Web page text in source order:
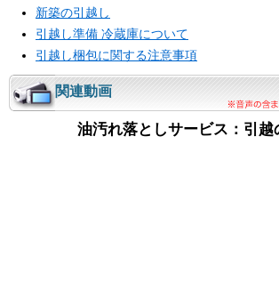
新築の引越し
引越し準備 冷蔵庫について
引越し梱包に関する注意事項
関連動画
油汚れ落としサービス：引越